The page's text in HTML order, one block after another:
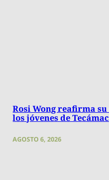
Rosi Wong reafirma
los jóvenes de Tecámac
AGOSTO 6, 2026